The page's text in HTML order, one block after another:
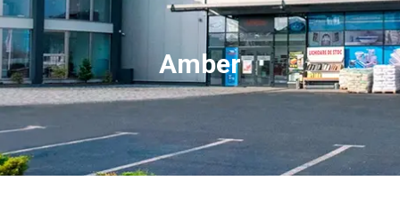
Amber